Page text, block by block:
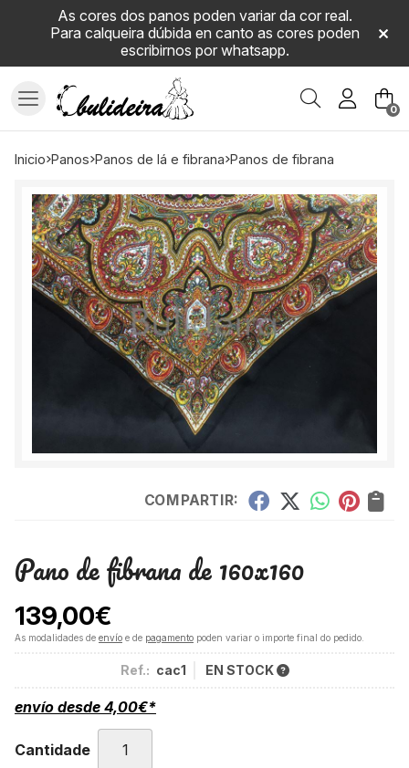
As cores dos panos poden variar da cor real.
Para calqueira dúbida en canto as cores poden
escribirnos por whatsapp.
Buscar 0
inicio panos panos de lá e fibrana panos de fibrana
COMPARTIR:
Pano de fibrana de 160x160
139,00€
As modalidades de envío e de pagamento poden variar o importe final do pedido.
Ref.: cac1 EN STOCK
envío desde 4,00€*
Cantidade